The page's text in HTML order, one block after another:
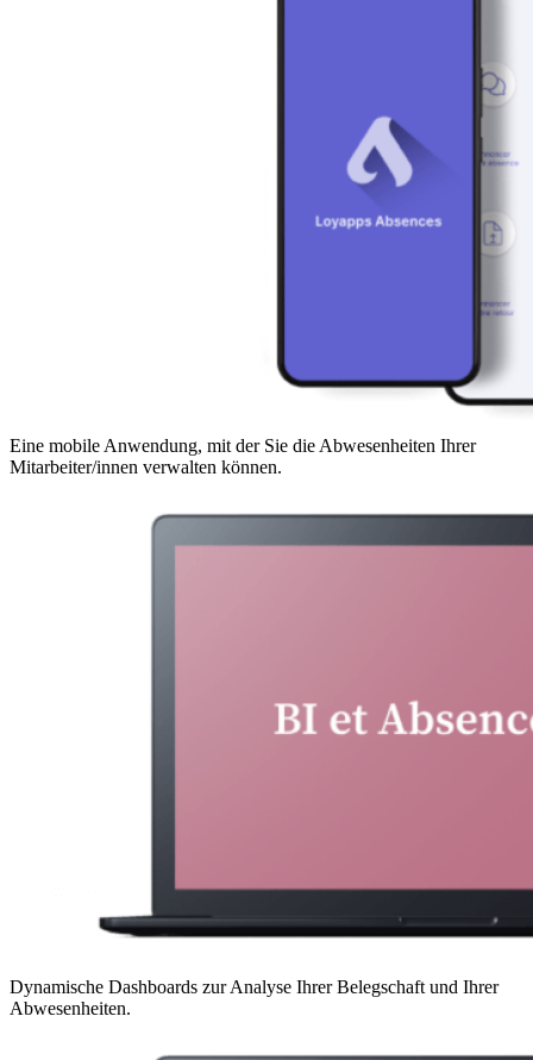
Eine mobile Anwendung, mit der Sie die Abwesenheiten Ihrer
Mitarbeiter/innen verwalten können.
Dynamische Dashboards zur Analyse Ihrer Belegschaft und Ihrer
Abwesenheiten.